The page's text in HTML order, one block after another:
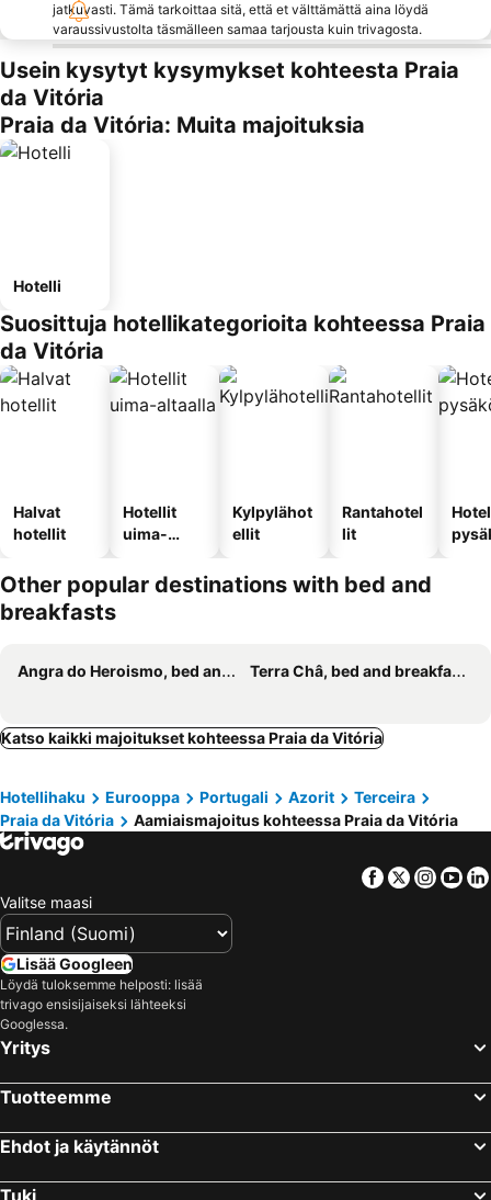
jatkuvasti. Tämä tarkoittaa sitä, että et välttämättä aina löydä
varaussivustolta täsmälleen samaa tarjousta kuin trivagosta.
Usein kysytyt kysymykset kohteesta Praia
da Vitória
Praia da Vitória: Muita majoituksia
Hotelli
Suosittuja hotellikategorioita kohteessa Praia
da Vitória
Halvat
hotellit
Hotellit
uima-
Kylpylähot
ellit
Rantahotel
lit
Other popular destinations with bed and
breakfasts
Angra do Heroismo, bed and breakfasts Terra Châ, bed and breakfasts
Katso kaikki majoitukset kohteessa Praia da Vitória
Hotellihaku Eurooppa Portugali Azorit
Terceira
Praia da Vitória
Aamiaismajoitus kohteessa Praia da Vitória
Facebook
Twitter
Valitse maasi
Lisää Googleen
Löydä tuloksemme helposti: lisää
trivago ensisijaiseksi lähteeksi
Googlessa.
Yritys
Tuotteemme
Ehdot ja käytännöt
Tuki